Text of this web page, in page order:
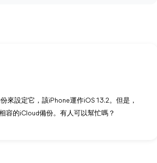
來設定它，該iPhone運作iOS 13.2。但是，
容的iCloud備份。有人可以幫忙嗎？